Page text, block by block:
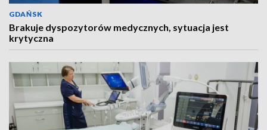
GDAŃSK
Brakuje dyspozytorów medycznych, sytuacja jest
krytyczna